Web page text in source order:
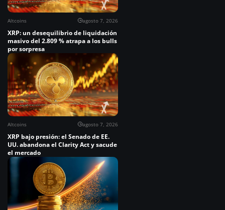
Altcoins agosto 7, 2026
XRP: un desequilibrio de liquidación
masivo del 2.809 % atrapa a los bulls
por sorpresa
Altcoins agosto 7, 2026
XRP bajo presión: el Senado de EE.
UU. abandona el Clarity Act y sacude
el mercado